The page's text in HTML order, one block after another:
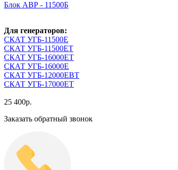
Блок АВР - 11500Б
Для генераторов:
СКАТ УГБ-11500Е
СКАТ УГБ-11500ЕТ
СКАТ УГБ-16000ЕТ
СКАТ УГБ-16000Е
СКАТ УГБ-12000ЕВТ
СКАТ УГБ-17000ЕТ
25 400р.
Заказать обратный звонок